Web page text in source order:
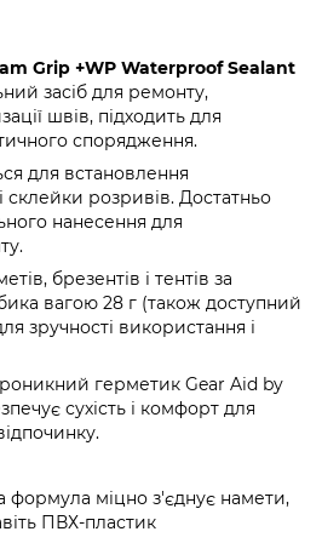
Grip +WP Waterproof Sealant
засіб для ремонту,
швів, підходить для
спорядження.
для встановлення
склейки розривів. Достатньо
нанесення для
брезентів і тентів за
вагою 28 г (також доступний
зручності використання і
герметик Gear Aid by
сухість і комфорт для
формула міцно з'єднує намети,
ПВХ-пластик